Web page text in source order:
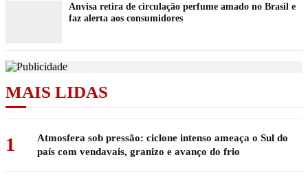
Anvisa retira de circulação perfume amado no Brasil e
faz alerta aos consumidores
MAIS LIDAS
1
Atmosfera sob pressão: ciclone intenso ameaça o Sul do
país com vendavais, granizo e avanço do frio